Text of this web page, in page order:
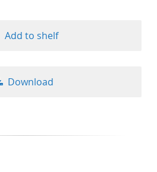
Add to shelf
Download